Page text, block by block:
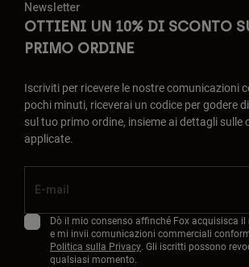
Newsletter
OTTIENI UN 10% DI SCONTO
PRIMO ORDINE
Iscriviti per ricevere le nostre comunicazioni
pochi minuti, riceverai un codice per godere
sul tuo primo ordine, insieme ai dettagli sulle
applicate.
Dò il mio consenso affinché Fox acquisisca
e mi invii comunicazioni commerciali
Politica sulla Privacy. Gli iscritti possono
qualsiasi momento.